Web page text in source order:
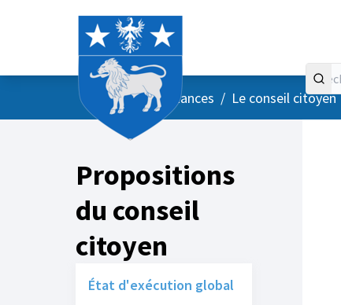
AccueilMenu principal
/ Vos instances / Le conseil citoyen
Propositions
du conseil
citoyen
État d'exécution global